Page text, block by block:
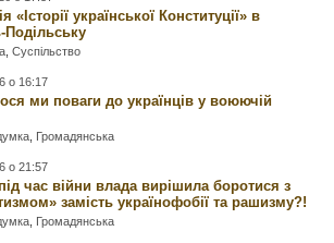
«Історії української Конституції» в
Подільську
,Суспільство
о 16:17
ми поваги до українців у воюючій
Громадянська
о 21:57
час війни влада вирішила боротися з
замість українофобії та рашизму?!
Громадянська